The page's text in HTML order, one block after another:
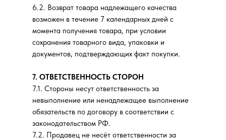
6.2. Возврат товара надлежащего качества
возможен в течение 7 календарных дней с
момента получения товара, при условии
сохранения товарного вида, упаковки и
документов, подтверждающих факт покупки.
7. ОТВЕТСТВЕННОСТЬ СТОРОН
7.1. Стороны несут ответственность за
невыполнение или ненадлежащее выполнение
обязательств по договору в соответствии с
законодательством РФ.
7.2. Продавец не несёт ответственности за
*